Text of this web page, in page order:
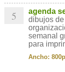
5
agenda
dibujos
semanal
para
Ancho: